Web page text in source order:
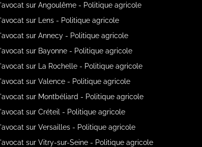
sur Angoulême - Politique agricole
sur Lens - Politique agricole
sur Annecy - Politique agricole
sur Bayonne - Politique agricole
sur La Rochelle - Politique agricole
sur Valence - Politique agricole
sur Montbéliard - Politique agricole
sur Créteil - Politique agricole
sur Versailles - Politique agricole
sur Vitry-sur-Seine - Politique agricole